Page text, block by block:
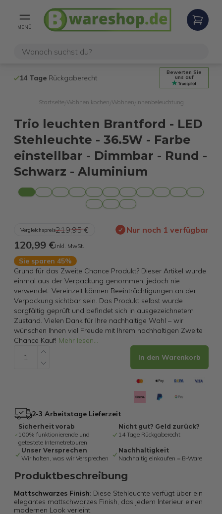
MENÜ
14 Tage Rückgaberecht Kostenloser
Bewerten Sie
uns auf
Startseite/ Wohnen kochen Wohnen Innenbeleuchtung
Trio leuchten Brantford - LED
Stehleuchte - 36.5W - Farbe
einstellbar - Dimmbar - Rund -
Schwarz - Aluminium
Vergleichspreis219,95 € Nur noch 1 verfügbar
120,99 €inkl. MwSt.
Sie sparen 45%
Grund für das Zweite Chance Produkt? Dieser Artikel wurde
einmal aus der Verpackung genommen, jedoch nie
verwendet. Vereinzelt können Beeinträchtigungen an der
Verpackung sichtbar sein. Das Produkt selbst wurde
sorgfältig geprüft und befindet sich in ausgezeichnetem
Zustand. Vielen Dank für Ihre nachhaltige Wahl – wir
wünschen Ihnen viel Freude mit Ihrem nachhaltigen Zweite
Chance Kauf! Mehr lesen...
In den Warenkorb
2-3 Arbeitstage Lieferzeit
Sicherheit vorab
100% funktionierende und
getestete Internetretouren
Nicht gut? Geld zurück?
14 Tage Rückgaberecht
Unser Versprechen
Wir halten, was wir Versprechen
Nachhaltigkeit
Nachhaltig einkaufen = B-Ware
Produktbeschreibung
Mattschwarzes Finish: Diese Stehleuchte verfügt über ein
elegantes mattschwarzes Finish, das jedem Interieur einen
modernen Look verleiht.